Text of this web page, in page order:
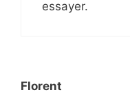
essayer.
Florent